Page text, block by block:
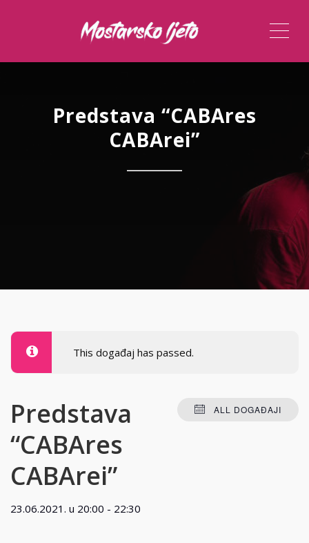
Predstava “CABAres
CABArei”
This događaj has passed.
ALL DOGAĐAJI
Predstava
“CABAres
CABArei”
23.06.2021. u 20:00 - 22:30